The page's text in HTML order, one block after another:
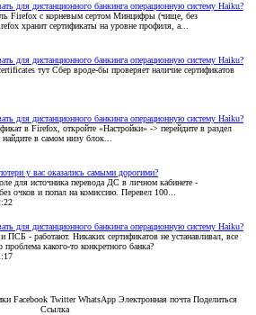
для дистанционного банкинга операционную систему Haiku?
Firefox с корневым сертом Минцифры (чище, без
хранит сертификаты на уровне профиля, а...
для дистанционного банкинга операционную систему Haiku?
тут Сбер вроде-бы проверяет наличие сертификатов
для дистанционного банкинга операционную систему Haiku?
в Firefox, откройте «Настройки» -> перейдите в раздел
в самом низу блок...
у вас оказались самыми дорогими?
для источника перевода ДС в личном кабинете -
очков и попал на комиссию. Перевел 100...
для дистанционного банкинга операционную систему Haiku?
- работают. Никаких сертификатов не устанавливал, все
какого-то конкретного банка?
Facebook Twitter WhatsApp Электронная почта Поделиться
Ссылка